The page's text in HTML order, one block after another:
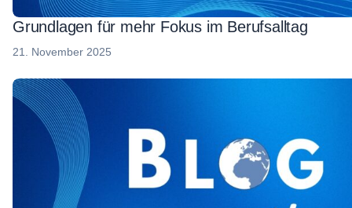
Grundlagen für mehr Fokus im Berufsalltag
21. November 2025